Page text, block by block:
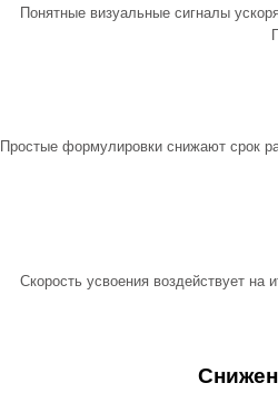
Понятные визуальные сигналы
Простые формулировки снижают срок
Скорость усвоения воздействует